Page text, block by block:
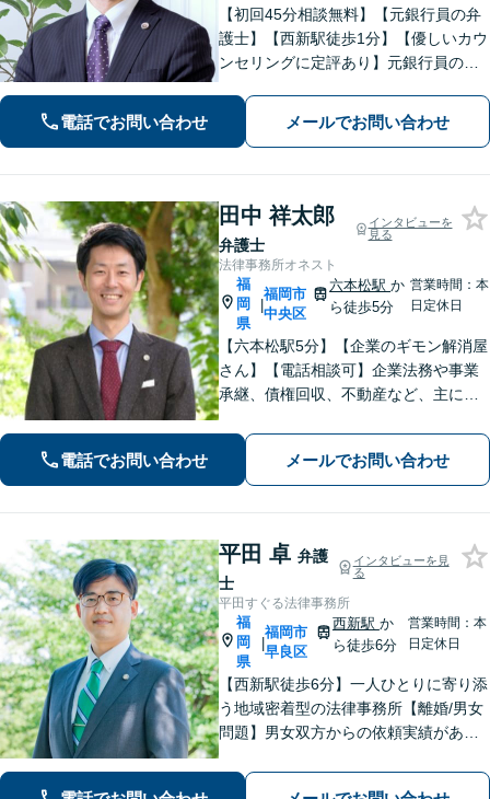
【初回45分相談無料】【元銀行員の弁
護士】【西新駅徒歩1分】【優しいカウ
ンセリングに定評あり】元銀行員のノ
理／労働雇用／企業法務／債権回収か
ら離婚問題までサポートします。経営
電話でお問い合わせ メールでお問い合わせ
田中 祥太郎
弁護士
インタビューを
見る
法律事務所オネスト
福
岡
県
|
福岡市
中央区
六本松駅か
ら徒歩5分
営業時間：本
日定休日
【六本松駅5分】【企業のギモン解消屋
さん】【電話相談可】企業法務や事業
承継、債権回収、不動産など、主に企
のみなさまが安心して本業に専念でき
るよう、法律に関するちょっとした疑
問や悩みも迅速に解消。ぜひご相談く
ださい。
電話でお問い合わせ メールでお問い合わせ
平田 卓 弁護
士
インタビューを見
る
平田すぐる法律事務所
福
岡
県
|
福岡市
早良区
西新駅 か
ら徒歩6分
営業時間：本
日定休日
【西新駅徒歩6分】一人ひとりに寄り添
う地域密着型の法律事務所【離婚/男女
問題】男女双方からの依頼実績があり
せんか？第3者の目線から、さまざまな